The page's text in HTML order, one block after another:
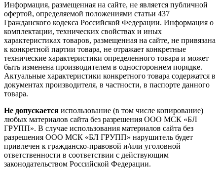
Информация, размещенная на сайте, не является публичной
офертой, определяемой положениями статьи 437
Гражданского кодекса Российской Федерации. Информация о
комплектации, технических свойствах и иных
характеристиках товаров, размещенная на сайте, не привязана
к конкретной партии товара, не отражает конкретные
технические характеристики определенного товара и может
быть изменена производителем в одностороннем порядке.
Актуальные характеристики конкретного товара содержатся в
документах производителя, в частности, в паспорте данного
товара.
Не допускается использование (в том числе копирование)
любых материалов сайта без разрешения ООО МСК «БЛ
ГРУПП». В случае использования материалов сайта без
разрешения ООО МСК «БЛ ГРУПП» нарушитель будет
привлечен к гражданско-правовой и/или уголовной
ответственности в соответствии с действующим
законодательством Российской Федерации.